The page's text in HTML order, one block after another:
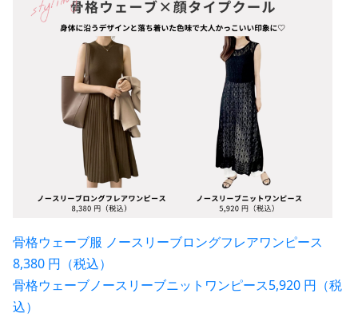
骨格ウェーブ服 ノースリーブロングフレアワンピース
8,380 円（税込）
骨格ウェーブノースリーブニットワンピース5,920 円（税
込）